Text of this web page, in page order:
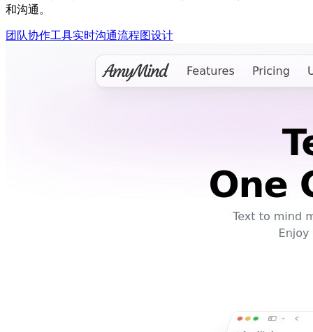
和沟通。
团队协作工具实时沟通流程图设计